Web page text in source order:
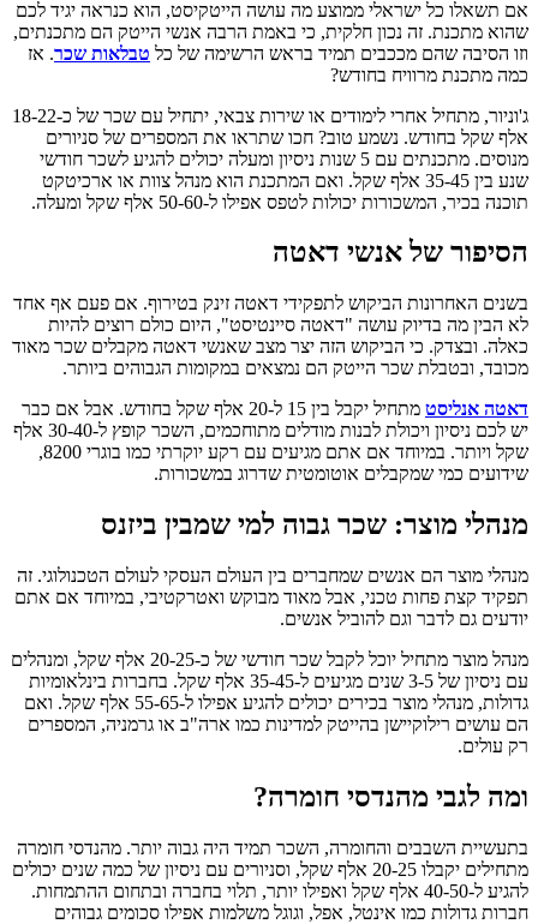
אם תשאלו כל ישראלי ממוצע מה עושה הייטקיסט, הוא כנראה יגיד לכם
שהוא מתכנת. זה נכון חלקית, כי באמת הרבה אנשי הייטק הם מתכנתים,
וזו הסיבה שהם מככבים תמיד בראש הרשימה של כל טבלאות שכר. אז
כמה מתכנת מרוויח בחודש?
ג'וניור, מתחיל אחרי לימודים או שירות צבאי, יתחיל עם שכר של כ-18-22
אלף שקל בחודש. נשמע טוב? חכו שתראו את המספרים של סניורים
מנוסים. מתכנתים עם 5 שנות ניסיון ומעלה יכולים להגיע לשכר חודשי
שנע בין 35-45 אלף שקל. ואם המתכנת הוא מנהל צוות או ארכיטקט
תוכנה בכיר, המשכורות יכולות לטפס אפילו ל-50-60 אלף שקל ומעלה.
הסיפור של אנשי דאטה
בשנים האחרונות הביקוש לתפקידי דאטה זינק בטירוף. אם פעם אף אחד
לא הבין מה בדיוק עושה "דאטה סיינטיסט", היום כולם רוצים להיות
כאלה. ובצדק. כי הביקוש הזה יצר מצב שאנשי דאטה מקבלים שכר מאוד
מכובד, ובטבלת שכר הייטק הם נמצאים במקומות הגבוהים ביותר.
דאטה אנליסט
מתחיל יקבל בין 15 ל-20 אלף שקל בחודש. אבל אם כבר
יש לכם ניסיון ויכולת לבנות מודלים מתוחכמים, השכר קופץ ל-30-40 אלף
שקל ויותר. במיוחד אם אתם מגיעים עם רקע יוקרתי כמו בוגרי 8200,
שידועים כמי שמקבלים אוטומטית שדרוג במשכורות.
מנהלי מוצר: שכר גבוה למי שמבין ביזנס
מנהלי מוצר הם אנשים שמחברים בין העולם העסקי לעולם הטכנולוגי. זה
תפקיד קצת פחות טכני, אבל מאוד מבוקש ואטרקטיבי, במיוחד אם אתם
יודעים גם לדבר וגם להוביל אנשים.
מנהל מוצר מתחיל יוכל לקבל שכר חודשי של כ-20-25 אלף שקל, ומנהלים
עם ניסיון של 3-5 שנים מגיעים ל-35-45 אלף שקל. בחברות בינלאומיות
גדולות, מנהלי מוצר בכירים יכולים להגיע אפילו ל-55-65 אלף שקל. ואם
הם עושים רילוקיישן בהייטק למדינות כמו ארה"ב או גרמניה, המספרים
רק עולים.
ומה לגבי מהנדסי חומרה?
בתעשיית השבבים והחומרה, השכר תמיד היה גבוה יותר. מהנדסי חומרה
מתחילים יקבלו 20-25 אלף שקל, וסניורים עם ניסיון של כמה שנים יכולים
להגיע ל-40-50 אלף שקל ואפילו יותר, תלוי בחברה ובתחום ההתמחות.
חברות גדולות כמו אינטל, אפל, וגוגל משלמות אפילו סכומים גבוהים